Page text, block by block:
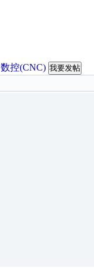
数控(CNC) 我要发帖